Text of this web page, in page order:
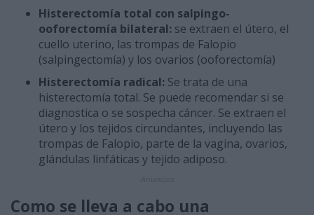
Histerectomía total con salpingo-
ooforectomía bilateral: se extraen el útero, el
cuello uterino, las trompas de Falopio
(salpingectomía) y los ovarios (ooforectomía)
Histerectomía radical: Se trata de una
histerectomía total. Se puede recomendar si se
diagnostica o se sospecha cáncer. Se extraen el
útero y los tejidos circundantes, incluyendo las
trompas de Falopio, parte de la vagina, ovarios,
glándulas linfáticas y tejido adiposo.
Como se lleva a cabo una